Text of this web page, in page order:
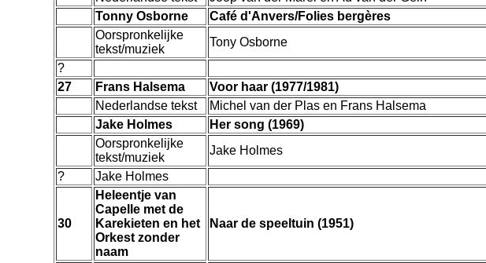
Tonny Osborne
Café d'Anvers/Folies bergères
Oorspronkelijke
tekst/muziek
Tony Osborne
?
27
Frans Halsema
Voor haar (1977/1981)
Nederlandse tekst
Michel van der Plas en Frans Halsema
Jake Holmes
Her song (1969)
Oorspronkelijke
tekst/muziek
Jake Holmes
?
Jake Holmes
30
Heleentje van
Capelle met de
Karekieten en het
Orkest zonder
naam
Naar de speeltuin (1951)